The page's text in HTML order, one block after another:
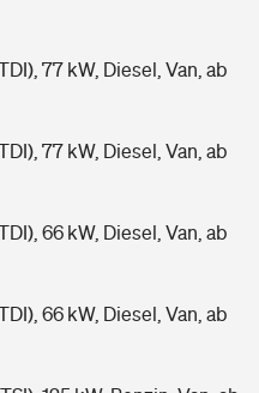
77 kW, Diesel, Van, ab
77 kW, Diesel, Van, ab
66 kW, Diesel, Van, ab
66 kW, Diesel, Van, ab